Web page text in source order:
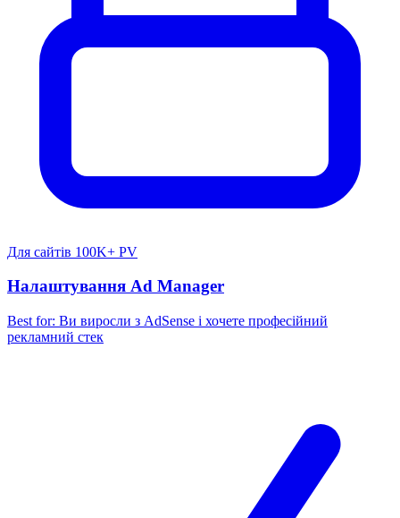
Для сайтів 100K+ PV
Налаштування Ad Manager
Best for: Ви виросли з AdSense і хочете професійний
рекламний стек